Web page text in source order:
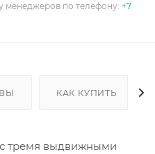
менеджеров по телефону: +7
КАК КУПИТЬ
тремя выдвижными